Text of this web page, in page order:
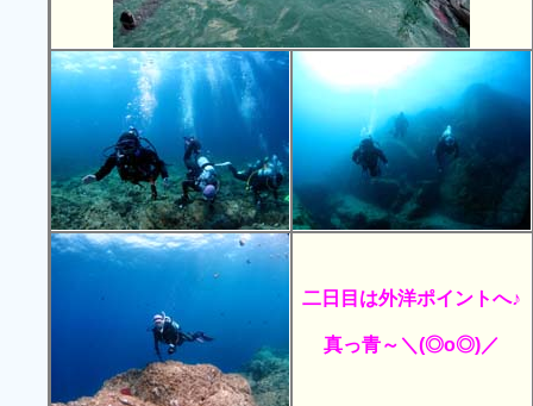
二日目は外洋ポイントへ♪
真っ青～＼(◎o◎)／